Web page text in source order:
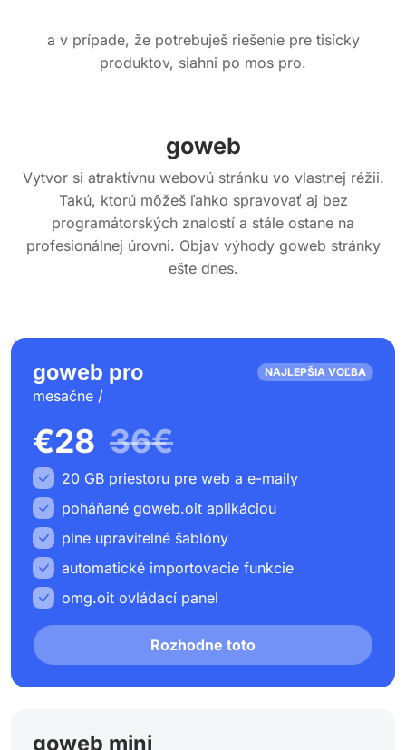
a v prípade, že potrebuješ riešenie pre tisícky
produktov, siahni po mos pro.
goweb
Vytvor si atraktívnu webovú stránku vo vlastnej réžii.
Takú, ktorú môžeš ľahko spravovať aj bez
programátorských znalostí a stále ostane na
profesionálnej úrovni. Objav výhody goweb stránky
ešte dnes.
goweb pro
mesačne /
€28 36€
NAJLEPŠIA VOĽBA
20 GB priestoru pre web a e-maily
poháňané goweb.oit aplikáciou
plne upravitelné šablóny
automatické importovacie funkcie
omg.oit ovládací panel
Rozhodne toto
goweb mini